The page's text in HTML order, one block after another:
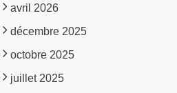
avril 2026
décembre 2025
octobre 2025
juillet 2025